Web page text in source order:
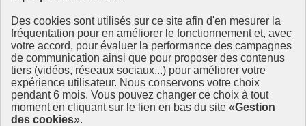
Des cookies sont utilisés sur ce site afin d'en mesurer la
fréquentation pour en améliorer le fonctionnement et, avec
votre accord, pour évaluer la performance des campagnes
de communication ainsi que pour proposer des contenus
tiers (vidéos, réseaux sociaux...) pour améliorer votre
expérience utilisateur. Nous conservons votre choix
pendant 6 mois. Vous pouvez changer ce choix à tout
moment en cliquant sur le lien en bas du site «Gestion
des cookies».
partir de ce questionnement, le festival WE LOVE GREEN
sensibilise l’opinion et mobilise les publics.
We Love Green
« Quelles sont nos ressources et que pouvons-nous produire ? (…)
1er août 2019 - En France